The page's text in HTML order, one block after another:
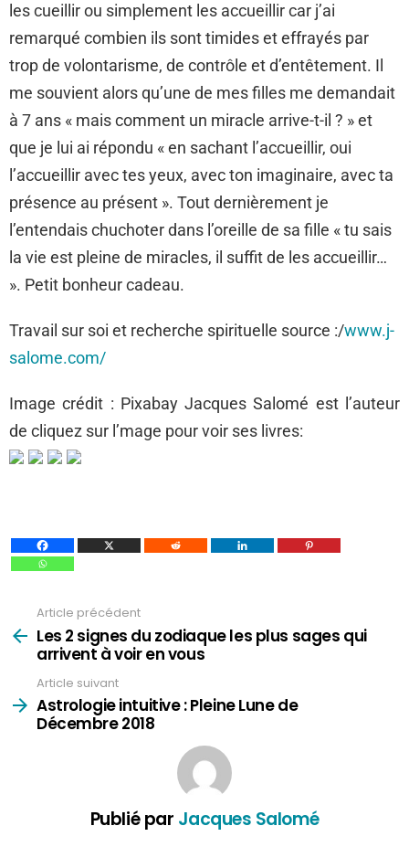
les cueillir ou simplement les accueillir car j’ai
remarqué combien ils sont timides et effrayés par
trop de volontarisme, de contrôle et d’entêtement. Il
me souvient alors qu’une de mes filles me demandait
à 7 ans « mais comment un miracle arrive-t-il ? » et
que je lui ai répondu « en sachant l’accueillir, oui
l’accueillir avec tes yeux, avec ton imaginaire, avec ta
présence au présent ». Tout dernièrement je
l’entendais chuchoter dans l’oreille de sa fille « tu sais
la vie est pleine de miracles, il suffit de les accueillir…
». Petit bonheur cadeau.
Travail sur soi et recherche spirituelle source :/www.j-
salome.com/
Image crédit : Pixabay Jacques Salomé est l’auteur
de cliquez sur l’mage pour voir ses livres:
plus
Article précédent
Les 2 signes du zodiaque les plus sages qui
arrivent à voir en vous
Article suivant
Astrologie intuitive : Pleine Lune de
Décembre 2018
Publié par Jacques Salomé